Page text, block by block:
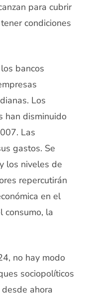
para cubrir
condiciones
bancos
Los
han disminuido
Las
gastos. Se
los niveles de
repercutirán
en el
consumo, la
no hay modo
sociopolíticos
ahora